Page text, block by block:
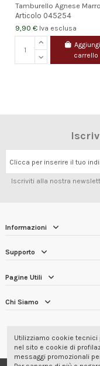
Tamburello Agnese
Articolo 045254
9,90 € Iva esclusa
carrello
Clicca per inserire il tuo
Iscriviti alla nostra
Informazioni
Supporto
Pagine Utili
Chi Siamo
RECENSIONI
Utilizziamo cookie tecnici
nel sito e cookie di
messaggi promozionali